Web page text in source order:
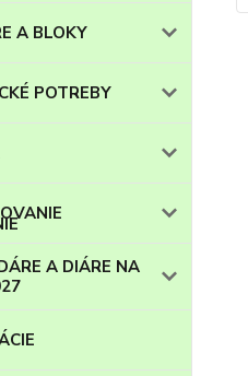
A BLOKY
POTREBY
A DIÁRE NA